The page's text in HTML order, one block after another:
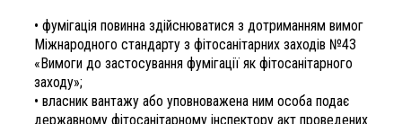
• фумігація повинна здійснюватися з дотриманням вимог
Міжнародного стандарту з фітосанітарних заходів №43
«Вимоги до застосування фумігації як фітосанітарного
заходу»;
• власник вантажу або уповноважена ним особа подає
державному фітосанітарному інспектору акт проведених